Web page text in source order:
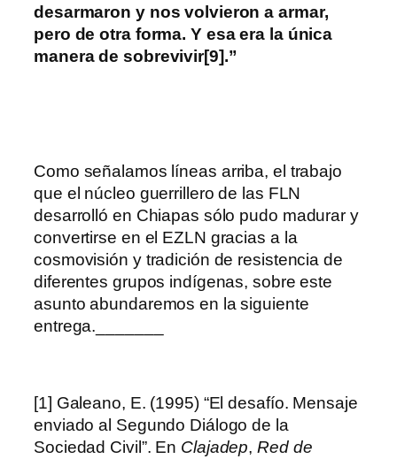
desarmaron y nos volvieron a armar,
pero de otra forma. Y esa era la única
manera de sobrevivir[9].”
Como señalamos líneas arriba, el trabajo
que el núcleo guerrillero de las FLN
desarrolló en Chiapas sólo pudo madurar y
convertirse en el EZLN gracias a la
cosmovisión y tradición de resistencia de
diferentes grupos indígenas, sobre este
asunto abundaremos en la siguiente
entrega._______
[1] Galeano, E. (1995) “El desafío. Mensaje
enviado al Segundo Diálogo de la
Sociedad Civil”. En Clajadep,Red de